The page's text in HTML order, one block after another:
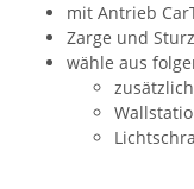
mit Antrieb
Zarge und
wähle aus